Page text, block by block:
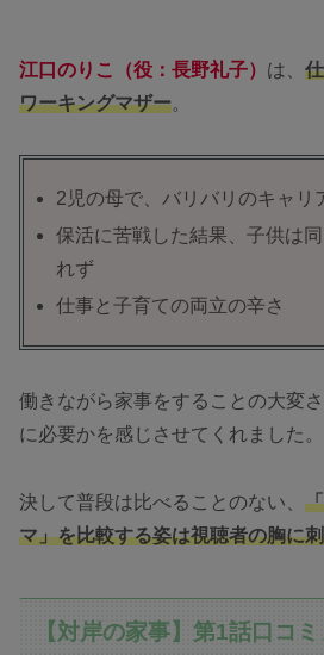
江口のりこ（役：長野礼子） は、
ワーキングマザー。
2児の母で、バリバリのキャリ
保活に苦戦した結果、子供は
れず
仕事と子育ての両立の辛さ
働きながら家事をすることの大変
に必要かを感じさせてくれました。
決して普段は比べることのない、
マ」を比較する姿は視聴者の胸に
【対岸の家事】第1話口コミ